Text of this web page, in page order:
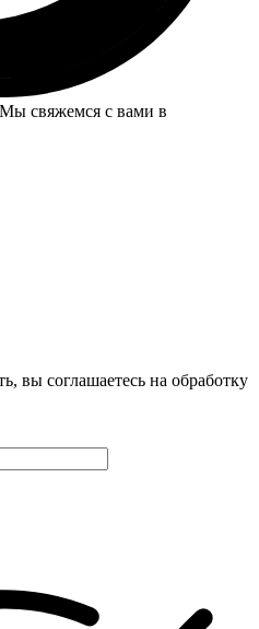
свяжемся с вами в
вы соглашаетесь на обработку